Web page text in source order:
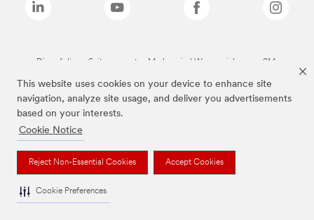
This website uses cookies on your device to enhance site
navigation, analyze site usage, and deliver you advertisements
based on your interests.
Cookie Notice
Reject Non-Essential Cookies Accept Cookies
Cookie Preferences
Die auf dieser Seite genannten Marken sind Warenzeichen von 3M.